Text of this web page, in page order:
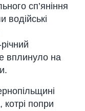
сп’яніння
водійські
вплинуло на
котрі попри